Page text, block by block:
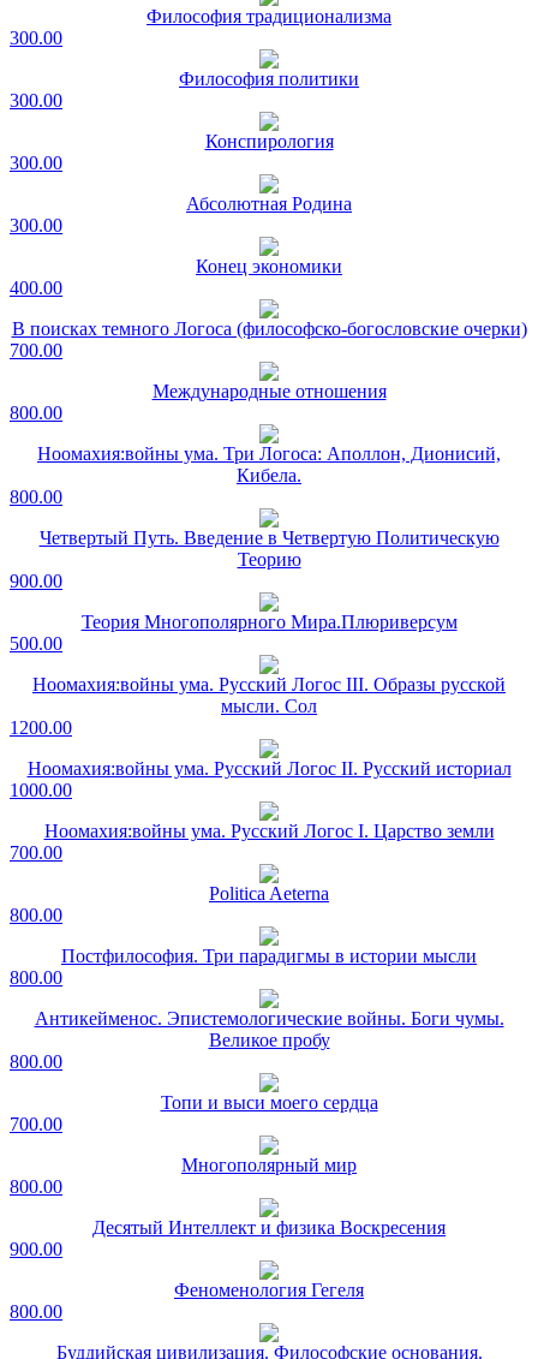
Философия традиционализма
300.00
Философия политики
300.00
Конспирология
300.00
Абсолютная Родина
300.00
Конец экономики
400.00
В поисках темного Логоса (философско-богословские очерки)
700.00
Международные отношения
800.00
Ноомахия:войны ума. Три Логоса: Аполлон, Дионисий,
Кибела.
800.00
Четвертый Путь. Введение в Четвертую Политическую
Теорию
900.00
Теория Многополярного Мира.Плюриверсум
500.00
Ноомахия:войны ума. Русский Логос III. Образы русской
мысли. Сол
1200.00
Ноомахия:войны ума. Русский Логос II. Русский историал
1000.00
Ноомахия:войны ума. Русский Логос I. Царство земли
700.00
Politica Aeterna
800.00
Постфилософия. Три парадигмы в истории мысли
800.00
Антикейменос. Эпистемологические войны. Боги чумы.
Великое пробу
800.00
Топи и выси моего сердца
700.00
Многополярный мир
800.00
Десятый Интеллект и физика Воскресения
900.00
Феноменология Гегеля
800.00
Буддийская цивилизация. Философские основания.